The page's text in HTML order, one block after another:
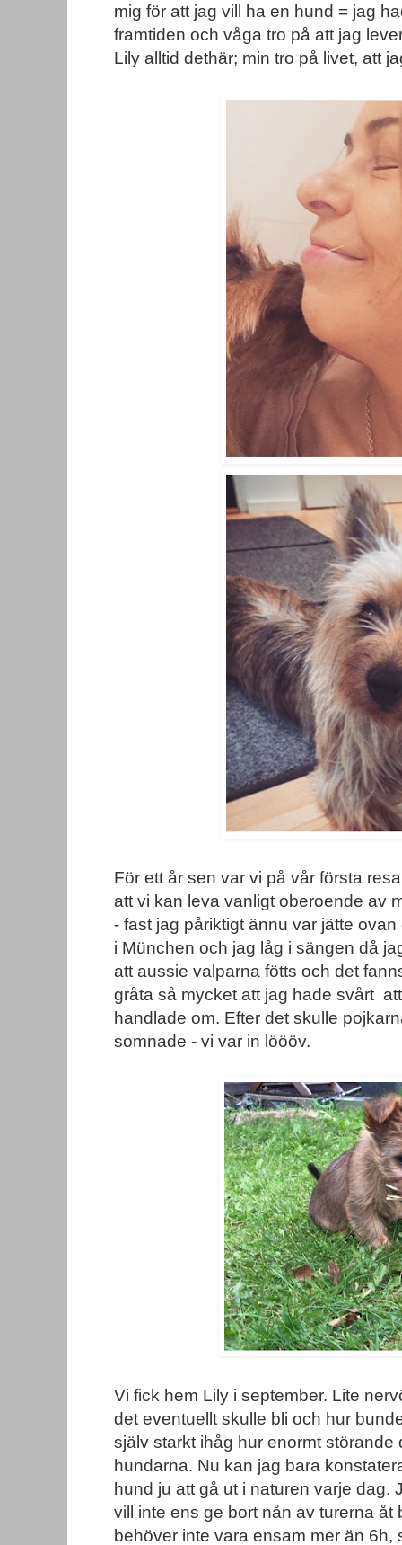
mig för att jag vill ha en hund = jag
framtiden och våga tro på att jag
Lily alltid dethär; min tro på livet, att
För ett år sen var vi på vår första
att vi kan leva vanligt oberoende av
- fast jag påriktigt ännu var jätte
i München och jag låg i sängen då
att aussie valparna fötts och det
gråta så mycket att jag hade svårt
handlade om. Efter det skulle
somnade - vi var in löööv.
Vi fick hem Lily i september. Lite
det eventuellt skulle bli och hur
själv starkt ihåg hur enormt
hundarna. Nu kan jag bara
hund ju att gå ut i naturen varje dag.
vill inte ens ge bort nån av turerna
behöver inte vara ensam mer än